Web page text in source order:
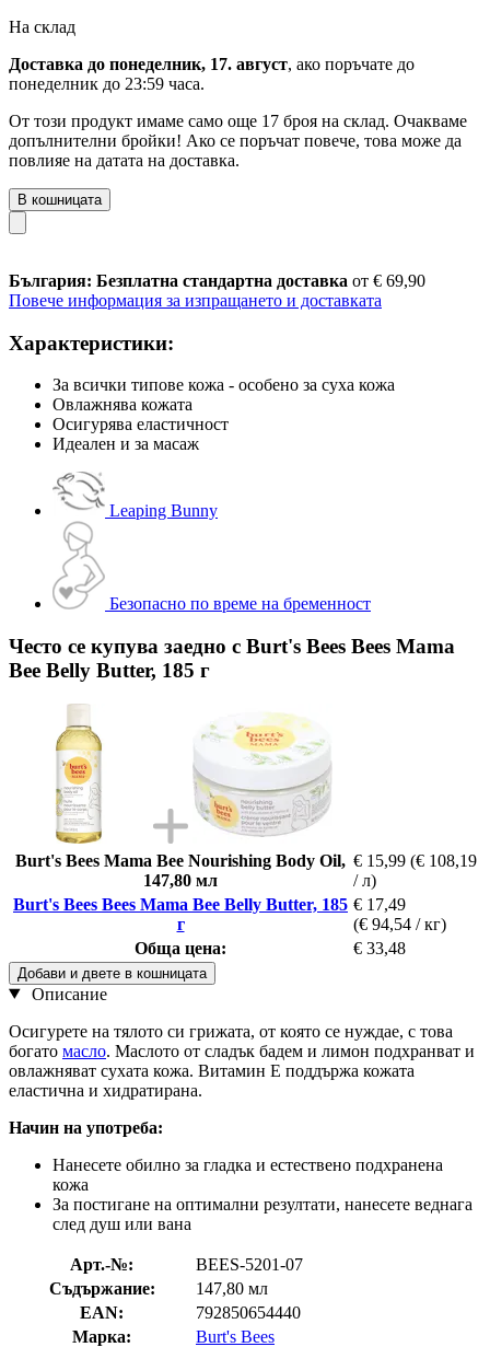
На склад
Доставка до понеделник, 17. август, ако поръчате до
понеделник до 23:59 часа.
От този продукт имаме само още 17 броя на склад. Очакваме
допълнителни бройки! Ако се поръчат повече, това може да
повлияе на датата на доставка.
В кошницата
България: Безплатна стандартна доставка от € 69,90
Повече информация за изпращането и доставката
Характеристики:
За всички типове кожа - особено за суха кожа
Овлажнява кожата
Осигурява еластичност
Идеален и за масаж
Leaping Bunny
Безопасно по време на бременност
Често се купува заедно с Burt's Bees Bees Mama
Bee Belly Butter, 185 г
Burt's Bees Mama Bee Nourishing Body Oil,
147,80 мл
€ 15,99 (€ 108,19
/ л)
Burt's Bees Bees Mama Bee Belly Butter, 185
г
€ 17,49
(€ 94,54 / кг)
Обща цена:
€ 33,48
Добави и двете в кошницата
Описание
Осигурете на тялото си грижата, от която се нуждае, с това
богато масло. Маслото от сладък бадем и лимон подхранват и
овлажняват сухата кожа. Витамин Е поддържа кожата
еластична и хидратирана.
Начин на употреба:
Нанесете обилно за гладка и естествено подхранена
кожа
За постигане на оптимални резултати, нанесете веднага
след душ или вана
Арт.-№:
BEES-5201-07
Съдържание:
147,80 мл
EAN:
792850654440
Марка:
Burt's Bees